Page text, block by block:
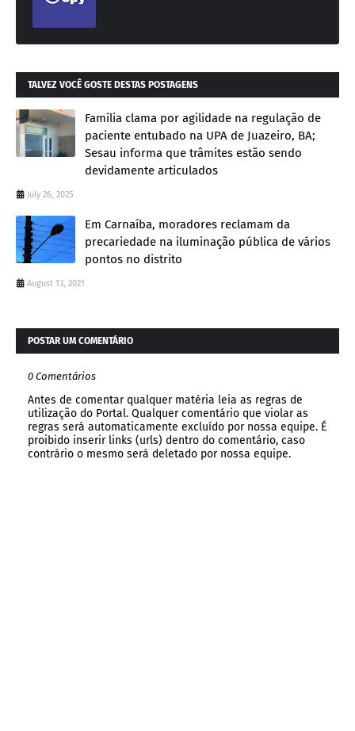
TALVEZ VOCÊ GOSTE DESTAS POSTAGENS
Família clama por agilidade na regulação de
paciente entubado na UPA de Juazeiro, BA;
Sesau informa que trâmites estão sendo
devidamente articulados
July 26, 2025
Em Carnaíba, moradores reclamam da
precariedade na iluminação pública de vários
pontos no distrito
August 13, 2021
POSTAR UM COMENTÁRIO
0 Comentários
Antes de comentar qualquer matéria leia as regras de
utilização do Portal. Qualquer comentário que violar as
regras será automaticamente excluído por nossa equipe. É
proibido inserir links (urls) dentro do comentário, caso
contrário o mesmo será deletado por nossa equipe.